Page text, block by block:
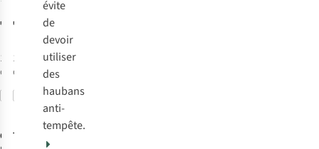
€259,00
1
couleur
disponible
Comparer
€300,00
1
couleur
disponible
Comparer
Coleman
Tente
Tambu
Tente
évite
de
devoir
utiliser
des
haubans
anti-
tempête.